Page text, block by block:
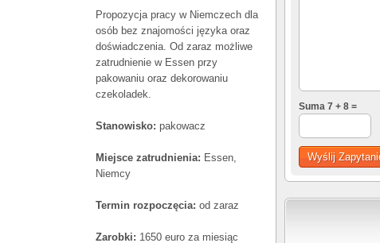
Propozycja pracy w Niemczech dla
osób bez znajomości języka oraz
doświadczenia. Od zaraz możliwe
zatrudnienie w Essen przy
pakowaniu oraz dekorowaniu
czekoladek.
Stanowisko: pakowacz
Miejsce zatrudnienia: Essen,
Niemcy
Termin rozpoczęcia: od zaraz
Zarobki: 1650 euro za miesiąc
Suma 7 + 8 =